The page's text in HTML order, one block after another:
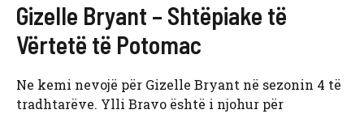
Gizelle Bryant – Shtëpiake të
Vërtetë të Potomac
Ne kemi nevojë për Gizelle Bryant në sezonin 4 të
tradhtarëve. Ylli Bravo është i njohur për